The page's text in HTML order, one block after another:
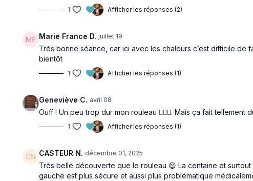
1 Afficher les réponses (2)
Marie France D. juillet 19
Très bonne séance, car ici avec les chaleurs c’est difficile
bientôt
1 Afficher les réponses (1)
Geneviève C. avril 08
Ouff ! Un peu trop dur mon rouleau 🤦🏻‍♀️. Mais ça fait tellement
1 Afficher les réponses (1)
CASTEUR N. décembre 01, 2025
Très belle découverte que le rouleau 😄 La centaine et
gauche est plus sécure et aussi plus problématique